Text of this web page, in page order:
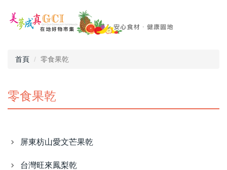
首頁 零食果乾
零食果乾
屏東枋山愛文芒果乾
台灣旺來鳳梨乾